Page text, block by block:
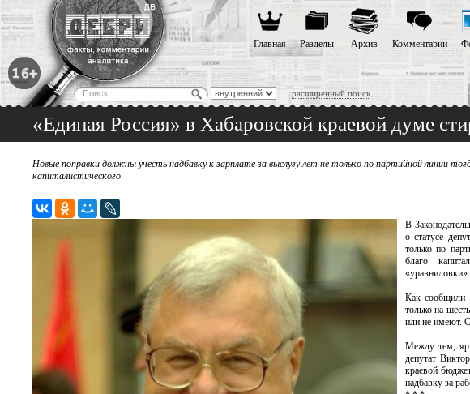
расширенный поиск
Главная Разделы Архив Комментарии
«Единая Россия» в Хабаровской краевой думе
Новые поправки должны учесть надбавку к зарплате за выслугу лет не только по партийной линии
капиталистического
В
о статусе
только по
благо
Как сообщили
только на
или не имеют.
Между тем,
депутат
краевой
надбавку за